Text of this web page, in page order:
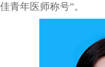
青年医师称号”。